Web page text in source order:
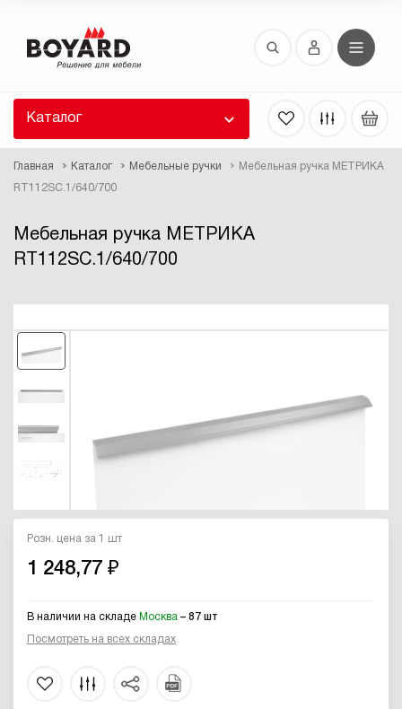
Каталог
Главная Каталог Мебельные ручки Мебельная ручка МЕТРИКА
RT112SC.1/640/700
Мебельная ручка МЕТРИКА
RT112SC.1/640/700
Розн. цена за 1 шт
1 248,77 ₽
В наличии на складе Москва – 87 шт
Посмотреть на всех складах
Восстановление пароля
высланы вам по E-Mail.
ссылку для восстановления